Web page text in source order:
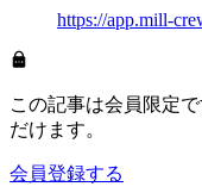
https://app.mill-
この記事は会員限定
だけます。
会員登録する